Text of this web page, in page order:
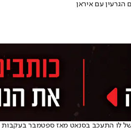
הגרעין עם איראן
לו התעכב בסנאט מאז ספטמבר בעקבות